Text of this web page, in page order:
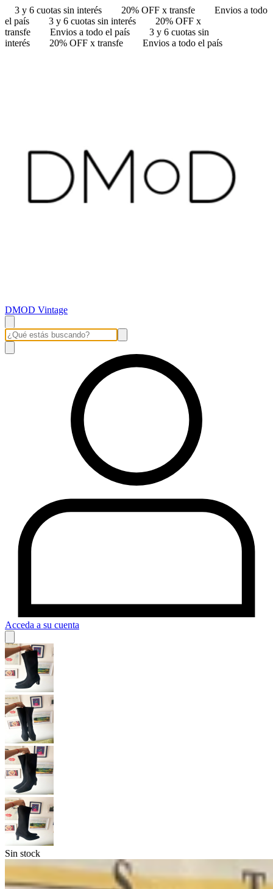
3 y 6 cuotas sin interés 20% OFF x transfe
Envios a todo
el país
3 y 6 cuotas sin interés
20% OFF x
transfe
Envios a todo el país
3 y 6 cuotas sin
interés
20% OFF x transfe Envios a todo el país
DMOD Vintage
Acceda a su cuenta
Sin stock